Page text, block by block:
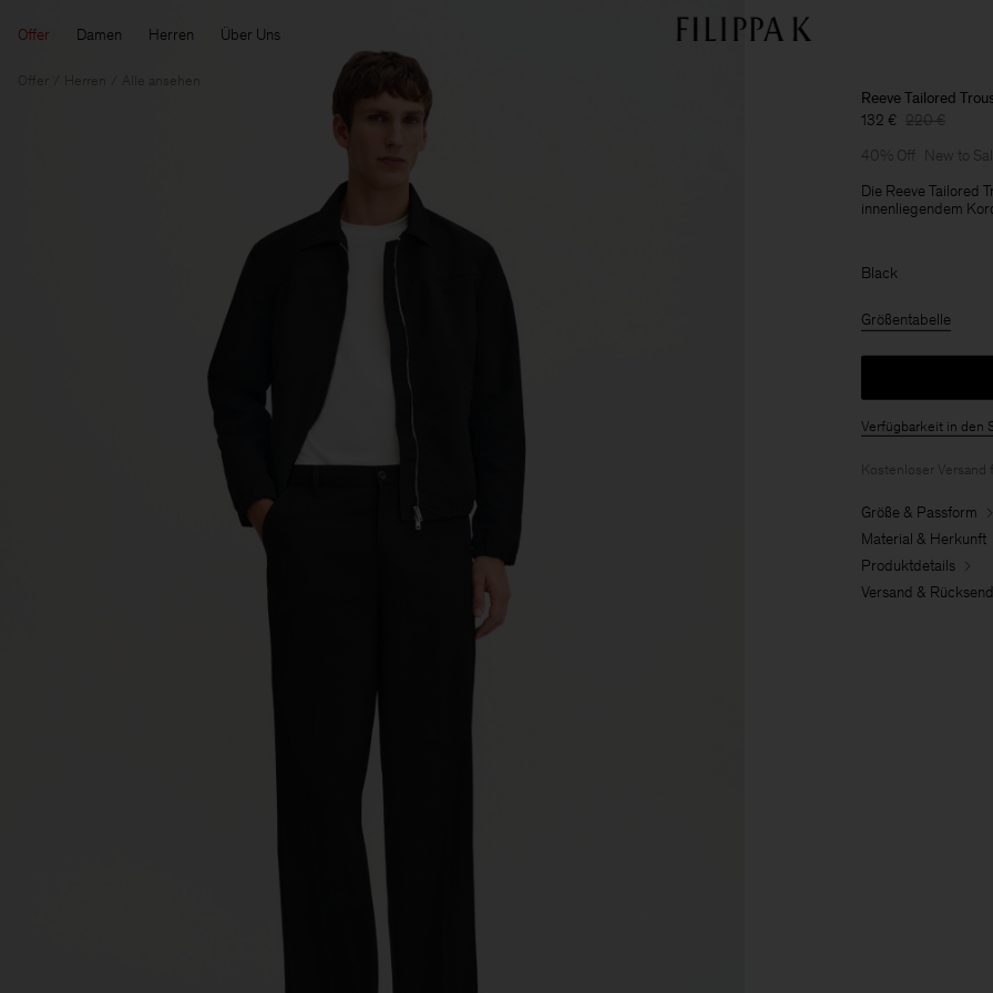
Offer Damen Herren Über Uns
Alle ansehen
Reeve Tailored
132 € 220 €
40% Off
New to
Die Reeve Tailored
innenliegendem
Black
Größentabelle
Verfügbarkeit in den
Kostenloser Versand
Größe & Passform
Material & Herkunft
Produktdetails
Versand &